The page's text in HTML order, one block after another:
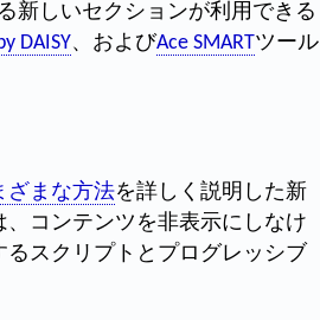
新しいセクションが利用できる
DAISY、およびAce SMARTツール
ざまな方法を詳しく説明した新
コンテンツを非表示にしなけ
スクリプトとプログレッシブ